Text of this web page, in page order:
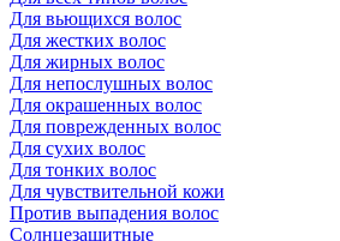
Для вьющихся волос
Для жестких волос
Для жирных волос
Для непослушных волос
Для окрашенных волос
Для поврежденных волос
Для сухих волос
Для тонких волос
Для чувствительной кожи
Против выпадения волос
Солнцезащитные